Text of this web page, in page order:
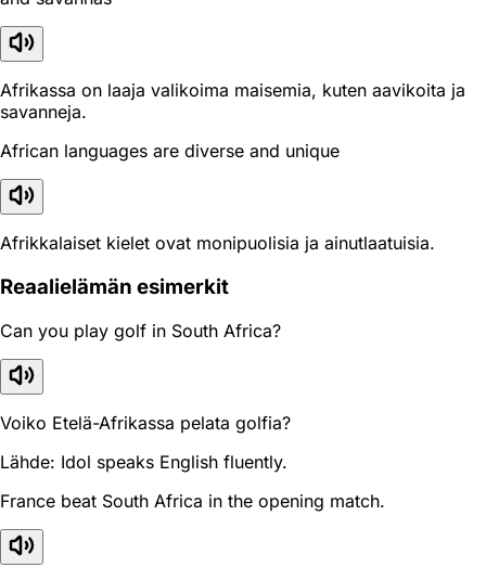
Afrikassa on laaja valikoima maisemia, kuten aavikoita ja
savanneja.
African languages are diverse and unique
Afrikkalaiset kielet ovat monipuolisia ja ainutlaatuisia.
Reaali­elämän esimerkit
Can you play golf in South Africa?
Voiko Etelä-Afrikassa pelata golfia?
Lähde: Idol speaks English fluently.
France beat South Africa in the opening match.